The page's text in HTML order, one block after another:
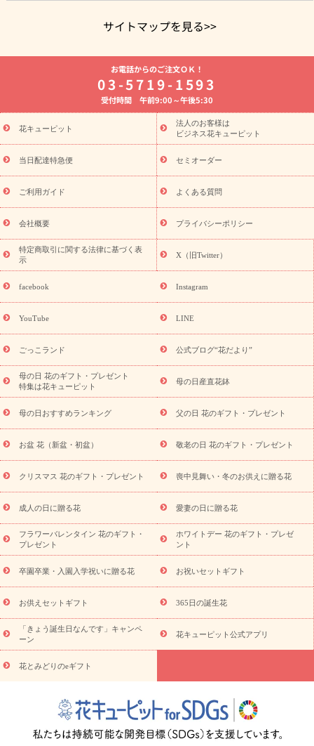
サイトマップを見る>>
よく贈られる花
お祝いの花特集
誕生日フラワーギフト特集
8月の誕生花(トルコキキョウ)
開店・開業祝い
お供え・お悔やみ お供え・お悔やみの花
通夜・葬儀に贈る花 胡蝶蘭・花鉢
ーブドフラワー
季節のイベント
ひまわり ギフト・プレゼント
特集
お盆 花（新盆・初盆） 季節のイベント
お盆 花（新
盆・初盆）
お盆 花（新盆・初盆）
お盆・お供え 花とセットギ
フト
お盆・お供え プリザーブドフラワー
ひまわり ギフト・プ
レゼント特集
夏の花贈り・お中元・暑中見舞い 花のギフト特集
敬老の日におくる花ギフト・プレゼント特集
花ギフト・プレゼント特集
敬老の日 花のおすすめランキング
敬
老の日 花鉢植えのギフト・プレゼント特集
敬老の日 花とセットギ
フト・プレゼント特集
敬老の日の花 全てのギフト一覧
キャン
ペーン
映画『ウォーターガーディアンズ』コラボキャンペーン
「きょう誕生日なんです」キャンペーン
誕生日の花を探す
誕生日フラワーギフト 誕生日フラワーギフト特集
(トルコキキョウ)
9月の誕生花(リンドウ)
ら探す
お祝いの花特集 当日配達特急便 お祝い商品一覧
念日
結婚祝い 出産祝い 退院祝い・快気祝い
寿祝い
プチギフト ペットのお祝いフラワー
供え・お悔やみ商品一覧
お供え・お悔やみの花
四十九日法要以
お供え プリザーブドフラワー
ペットのお供えフラワー
お盆（新
盆・初盆）
その他 お祝い返し お見舞い
お取り寄せギフト
ビジネス用
ご自宅用 観葉植物 ミディ胡蝶蘭
プリザーブ
ドフラワー
スタイルから探す アレンジメント 花束
スタ
ンド花
お祝い お供え・お悔やみ 胡蝶蘭 胡蝶蘭・花鉢
ディ胡蝶蘭・お祝い
ミディ胡蝶蘭・お供え
世界初の青色胡蝶蘭
観葉植物
観葉植物 産直多肉植物
プリザーブドフラワー
お祝い
お供え・お悔やみ 花とセットギフト
セミオーダー
プチギフト（hanamore -ハナモア-）
花とみどりのeギフト
キューピットのeGfit
カラー ピンク イエローオレンジ
レッ
ド
お花の種類 トルコキキョウ
お祝い お祝い・3000円～ お祝い・4000円～
お祝い・
5000円～
お祝い・7000円～ お祝い・ 10000円～
お供え・お
悔やみ
円～
お供え・お悔やみ・
読み物
いのマナー
定年退職祝いのマナー
お祝いを贈るときのマナー・
花キューピットのお祝いコラム一覧
誕生日のお花を「色
彩心理学」で選ぶ方法
結婚祝いの予算相場
出産祝いお役立ち情
お電話からのご注文ＯＫ！
03-5719-1593
受付時間 午前9:00～午後5:30
花キューピット
法人のお客様は
ビジネス花キューピット
当日配達特急便 セミオーダー
ご利用ガイド よくある質問
会社概要 プライバシーポリシー
特定商取引に関する法律に基づく表
示
X（旧Twitter）
facebook Instagram
YouTube LINE
ごっこランド 公式ブログ“花だより”
母の日 花のギフト・プレゼント
特集は花キューピット
母の日産直花鉢
母の日おすすめランキング 父の日 花のギフト・プレゼント
お盆 花（新盆・初盆） 敬老の日 花のギフト・プレゼント
クリスマス 花のギフト・プレゼント 喪中見舞い・冬のお供えに贈る花
成人の日に贈る花 愛妻の日に贈る花
フラワーバレンタイン 花のギフト・
プレゼント
ホワイトデー 花のギフト・プレゼ
ント
卒園卒業・入園入学祝いに贈る花 お祝いセットギフト
お供えセットギフト 365日の誕生花
「きょう誕生日なんです」キャンペ
ーン
花キューピット公式アプリ
花とみどりのeギフト